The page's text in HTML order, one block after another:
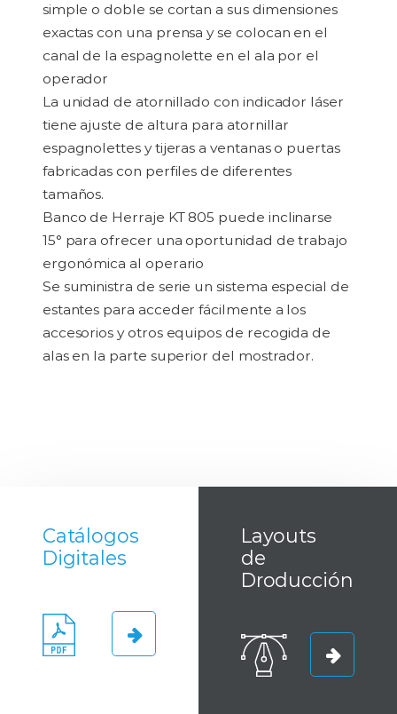
simple o doble se cortan a sus dimensiones
exactas con una prensa y se colocan en el
canal de la espagnolette en el ala por el
operador
La unidad de atornillado con indicador láser
tiene ajuste de altura para atornillar
espagnolettes y tijeras a ventanas o puertas
fabricadas con perfiles de diferentes
tamaños.
Banco de Herraje KT 805 puede inclinarse
15° para ofrecer una oportunidad de trabajo
ergonómica al operario
Se suministra de serie un sistema especial de
estantes para acceder fácilmente a los
accesorios y otros equipos de recogida de
alas en la parte superior del mostrador.
Catálogos
Digitales
Layouts
de
Droducción